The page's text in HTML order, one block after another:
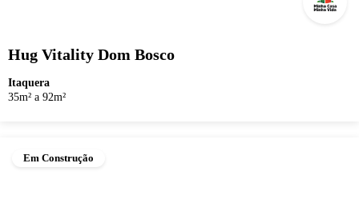
Hug Vitality Dom Bosco
Itaquera
35m² a 92m²
Em Construção